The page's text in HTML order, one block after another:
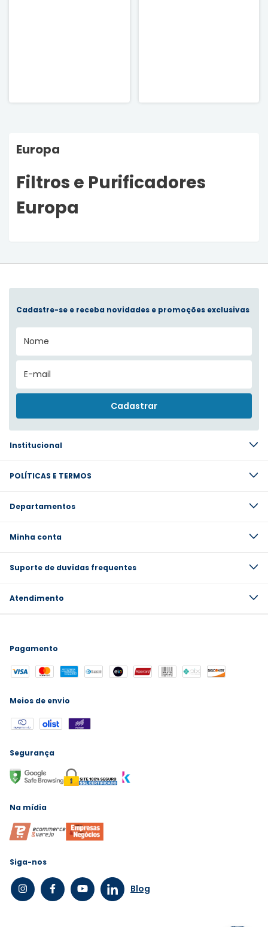
Europa
Filtros e Purificadores
Europa
Institucional
POLÍTICAS E TERMOS
Departamentos
Minha conta
Suporte de duvidas frequentes
Atendimento
Cadastre-se e receba novidades e promoções exclusivas
Pagamento
Meios de envio
Segurança
Na mídia
Siga-nos
Blog